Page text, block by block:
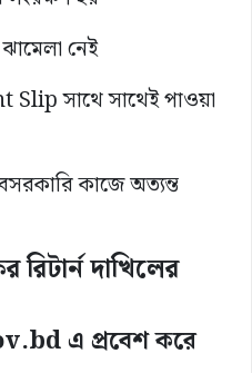
নেই
সাথে সাথেই পাওয়া
কাজে অত্যন্ত
দাখিলের
এ প্রবেশ করে